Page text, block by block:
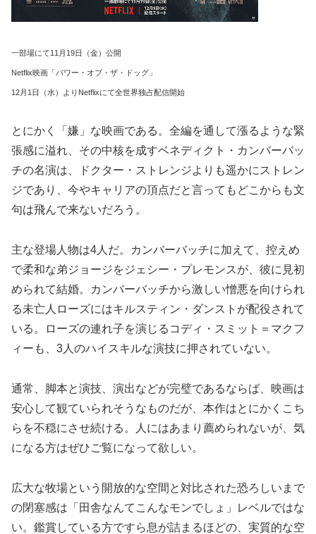
一部場にて11月19日（金）公開
Netflix映画「パワー・オブ・ザ・ドッグ」
12月1日（水）よりNetflixにて全世界独占配信開始
とにかく「嫌」な映画である。全編を通して漲るような緊
張感に溢れ、その中核を成すベネディクト・カンバーバッ
チの名演は、ドクター・ストレンジよりも遥かにストレン
ジであり、今やキャリアの頂点だと言ってもどこからも文
句は飛んで来ないだろう。
主な登場人物は4人だ。カンバーバッチに加えて、控えめ
で柔和な弟ジョージをジェシー・プレモンスが、彼に見初
められて結婚。カンバーバッチから激しい憎悪を向けられ
る未亡人ローズにはキルスティン・ダンストが配役されて
いる。ローズの連れ子を演じるコディ・スミット＝マクフ
ィーも、3人のハイスキルな演技に押されていない。
通常、脚本と演技、演出などが完璧であるならば、映画は
安心して観ていられそうなものだが、本作はとにかくこち
らを不穏にさせ続ける。人にはあまり薦められないが、気
になる方はぜひご覧になって欲しい。
広大な牧場という開放的な空間と対比された恐ろしいまで
の閉塞感は「田舎なんてこんなモンでしょ」レベルではな
い。鑑賞している方ですら息が詰まるほどの、実質的な空